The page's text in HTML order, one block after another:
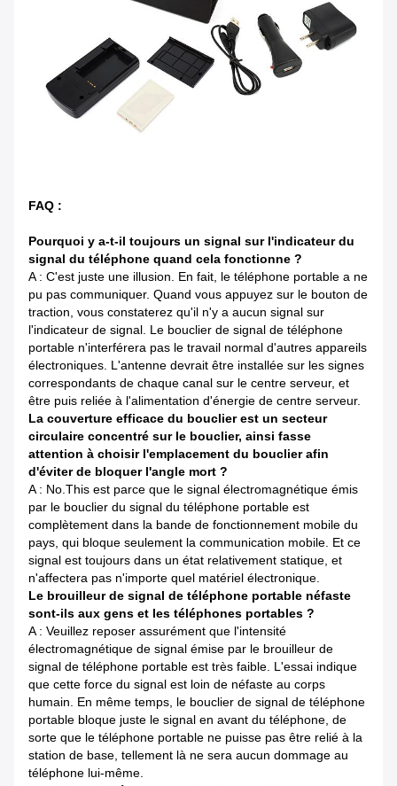
FAQ :
Pourquoi y a-t-il toujours un signal sur l'indicateur du
signal du téléphone quand cela fonctionne ?
A : C'est juste une illusion. En fait, le téléphone portable a ne
pu pas communiquer. Quand vous appuyez sur le bouton de
traction, vous constaterez qu'il n'y a aucun signal sur
l'indicateur de signal. Le bouclier de signal de téléphone
portable n'interférera pas le travail normal d'autres appareils
électroniques. L'antenne devrait être installée sur les signes
correspondants de chaque canal sur le centre serveur, et
être puis reliée à l'alimentation d'énergie de centre serveur.
La couverture efficace du bouclier est un secteur
circulaire concentré sur le bouclier, ainsi fasse
attention à choisir l'emplacement du bouclier afin
d'éviter de bloquer l'angle mort ?
A : No.This est parce que le signal électromagnétique émis
par le bouclier du signal du téléphone portable est
complètement dans la bande de fonctionnement mobile du
pays, qui bloque seulement la communication mobile. Et ce
signal est toujours dans un état relativement statique, et
n'affectera pas n'importe quel matériel électronique.
Le brouilleur de signal de téléphone portable néfaste
sont-ils aux gens et les téléphones portables ?
A : Veuillez reposer assurément que l'intensité
électromagnétique de signal émise par le brouilleur de
signal de téléphone portable est très faible. L'essai indique
que cette force du signal est loin de néfaste au corps
humain. En même temps, le bouclier de signal de téléphone
portable bloque juste le signal en avant du téléphone, de
sorte que le téléphone portable ne puisse pas être relié à la
station de base, tellement là ne sera aucun dommage au
téléphone lui-même.